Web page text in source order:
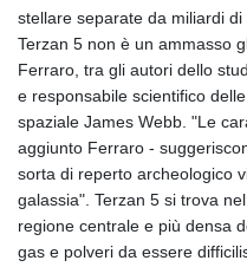
stellare separate da miliardi
Terzan 5 non è un ammasso
Ferraro, tra gli autori dello
e responsabile scientifico
spaziale James Webb. "Le
aggiunto Ferraro -
sorta di reperto archeologico
galassia". Terzan 5 si trova
regione centrale e più densa
gas e polveri da essere